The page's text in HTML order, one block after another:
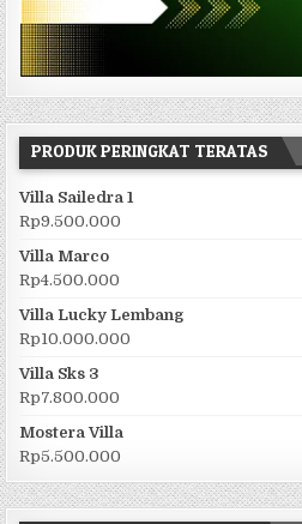
PRODUK PERINGKAT TERATAS
Villa Sailedra 1
Rp9.500.000
Villa Marco
Rp4.500.000
Villa Lucky Lembang
Rp10.000.000
Villa Sks 3
Rp7.800.000
Mostera Villa
Rp5.500.000